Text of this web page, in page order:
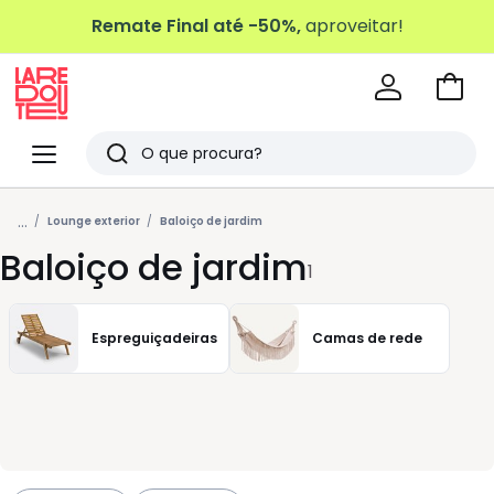
Remate Final até -50%,aproveitar!
Menu
Redoute
Pesquisar
Últimos
artigos
vistos
Ir
... Lounge exterior Baloiço de jardim
Baloiço de jardim1
Espreguiçadeiras Camas de rede